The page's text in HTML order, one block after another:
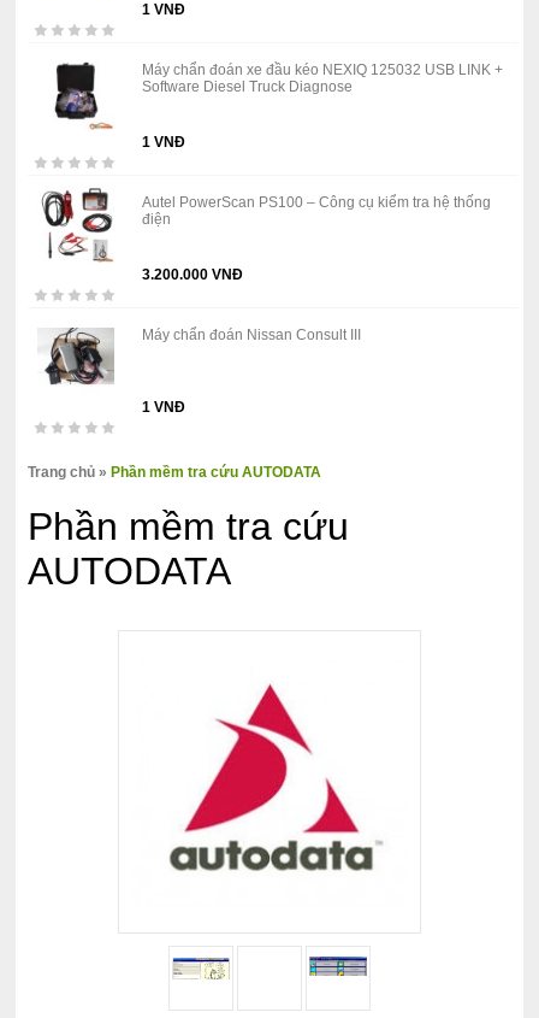
1 VNĐ
Máy chẩn đoán xe đầu kéo NEXIQ 125032 USB LINK +
Software Diesel Truck Diagnose
1 VNĐ
Autel PowerScan PS100 – Công cụ kiểm tra hệ thống
điện
3.200.000 VNĐ
Máy chẩn đoán Nissan Consult III
1 VNĐ
Trang chủ » Phần mềm tra cứu AUTODATA
Phần mềm tra cứu
AUTODATA